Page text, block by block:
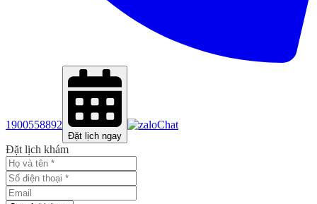
1900558892
Đặt lịch ngay
Chat
Đặt lịch khám